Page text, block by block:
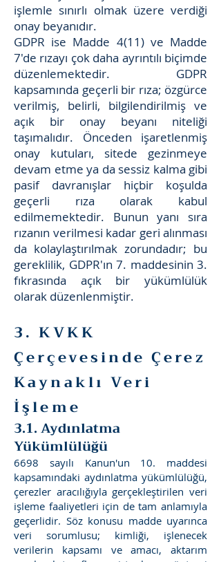
işlemle sınırlı olmak üzere verdiği
onay beyanıdır.
GDPR ise Madde 4(11) ve Madde
7'de rızayı çok daha ayrıntılı biçimde
düzenlemektedir. GDPR
kapsamında geçerli bir rıza; özgürce
verilmiş, belirli, bilgilendirilmiş ve
açık bir onay beyanı niteliği
taşımalıdır. Önceden işaretlenmiş
onay kutuları, sitede gezinmeye
devam etme ya da sessiz kalma gibi
pasif davranışlar hiçbir koşulda
geçerli rıza olarak kabul
edilmemektedir. Bunun yanı sıra
rızanın verilmesi kadar geri alınması
da kolaylaştırılmak zorundadır; bu
gereklilik, GDPR'ın 7. maddesinin 3.
fıkrasında açık bir yükümlülük
olarak düzenlenmiştir.
3. KVKK
Çerçevesinde Çerez
Kaynaklı Veri
İşleme
3.1. Aydınlatma
Yükümlülüğü
6698 sayılı Kanun'un 10. maddesi
kapsamındaki aydınlatma yükümlülüğü,
çerezler aracılığıyla gerçekleştirilen veri
işleme faaliyetleri için de tam anlamıyla
geçerlidir. Söz konusu madde uyarınca
veri sorumlusu; kimliği, işlenecek
verilerin kapsamı ve amacı, aktarım